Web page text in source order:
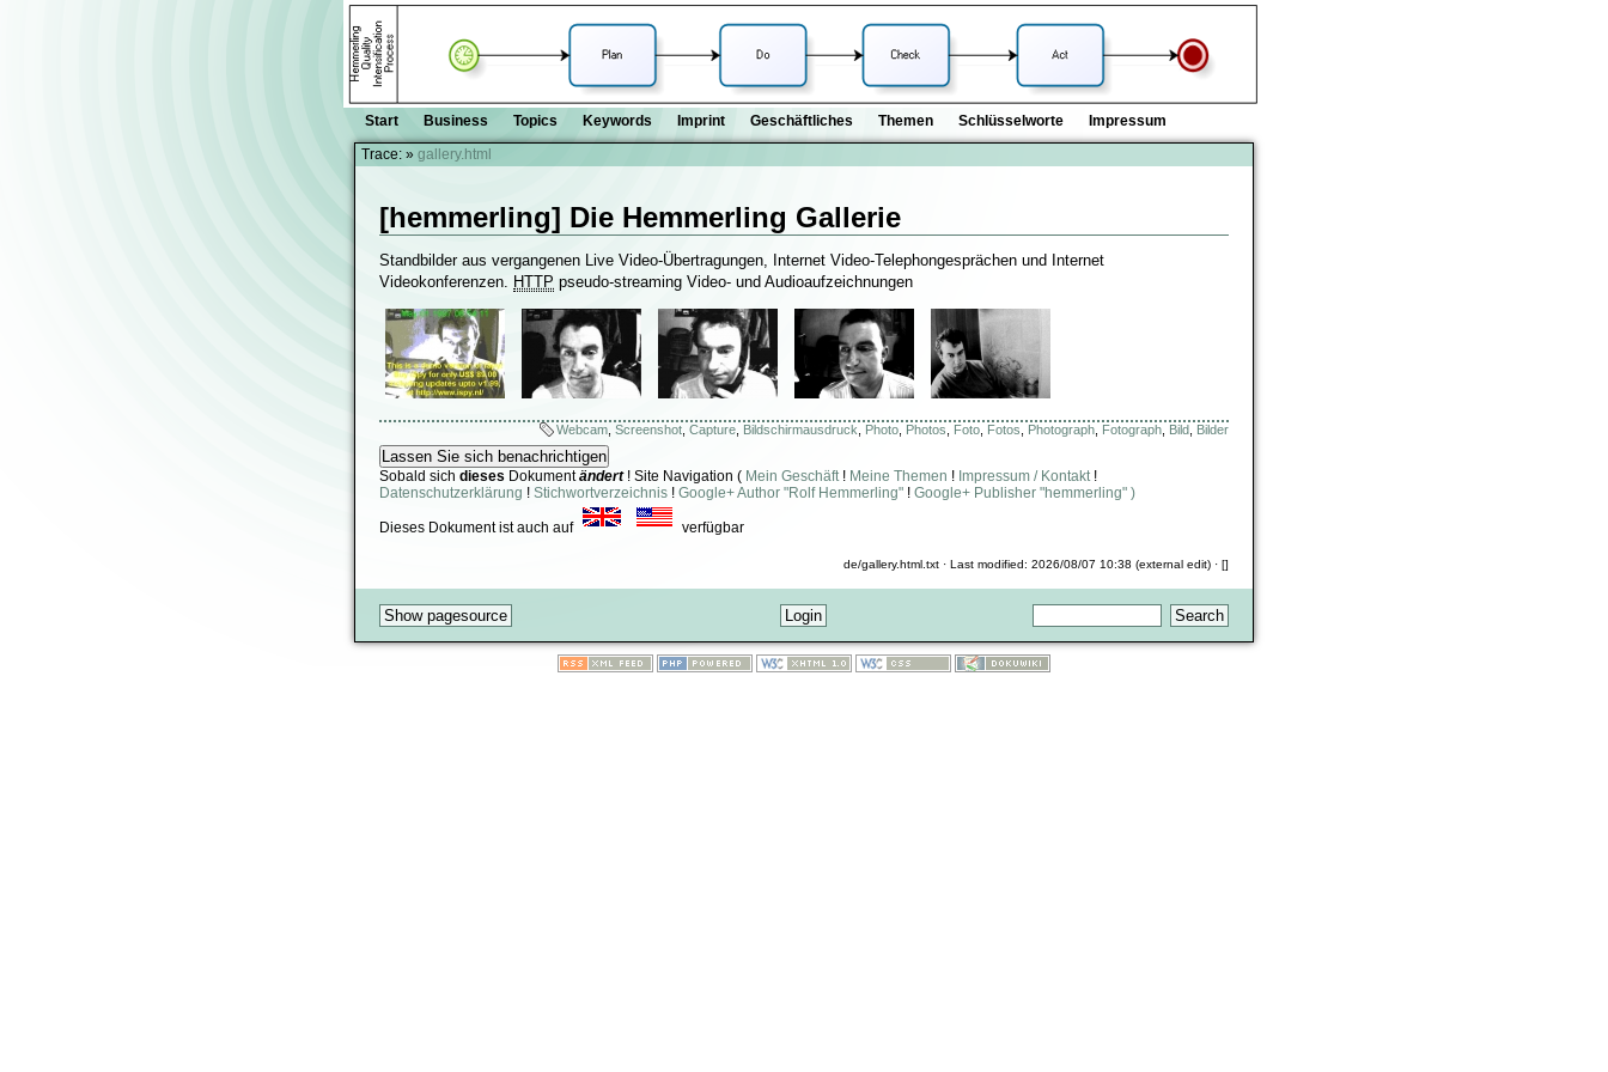
Start Business Topics Keywords Imprint Geschäftliches Themen Schlüsselworte
Impressum
Trace: » gallery.html
[hemmerling] Die Hemmerling Gallerie
Standbilder aus vergangenen Live Video-Übertragungen, Internet Video-Telephongesprächen und Internet
Videokonferenzen. HTTP pseudo-streaming Video- und Audioaufzeichnungen
Webcam Screenshot Capture Bildschirmausdruck Photo Photos Foto Fotos Photograph Fotograph Bild Bilder
Sobald sich dieses Dokumentändert! Site Navigation ( Mein Geschäft! Meine Themen ! Impressum / Kontakt!
Datenschutzerklärung ! Stichwortverzeichnis ! Google+ Author "Rolf Hemmerling" ! Google+ Publisher "hemmerling" )
Dieses Dokument ist auch auf verfügbar
de/gallery.html.txt · Last modified: 2026/08/07 10:38 (external edit) · []